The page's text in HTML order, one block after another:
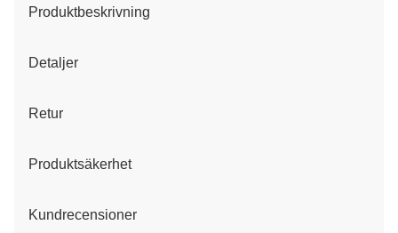
Produktbeskrivning
Detaljer
Retur
Produktsäkerhet
Kundrecensioner